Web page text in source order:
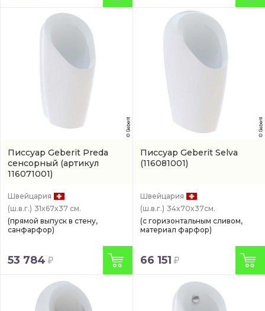
Писсуар Geberit Preda
сенсорный (артикул
116071001)
Швейцария
(ш.в.г.) 31x67x37 см.
(прямой выпуск в стену,
санфарфор)
53 784
Писсуар Geberit Selva
(116081001)
Швейцария
(ш.в.г.) 34x70x37см.
(с горизонтальным сливом,
материал фарфор)
66 151